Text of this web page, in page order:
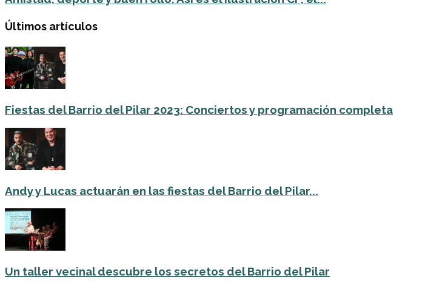
Últimos artículos
Fiestas del Barrio del Pilar 2023: Conciertos y programación completa
Andy y Lucas actuarán en las fiestas del Barrio del Pilar...
Un taller vecinal descubre los secretos del Barrio del Pilar